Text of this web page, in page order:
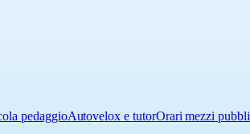
pedaggioAutovelox e tutorOrari mezzi